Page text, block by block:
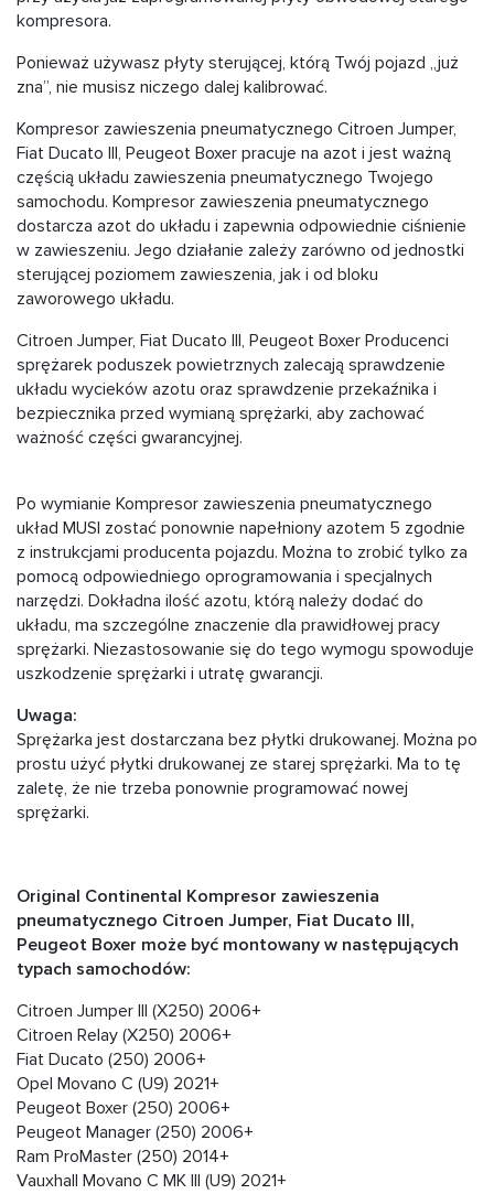
kompresora.
Ponieważ używasz płyty sterującej, którą Twój pojazd „już
zna”, nie musisz niczego dalej kalibrować.
Kompresor zawieszenia pneumatycznego Citroen Jumper,
Fiat Ducato III, Peugeot Boxer pracuje na azot i jest ważną
częścią układu zawieszenia pneumatycznego Twojego
samochodu. Kompresor zawieszenia pneumatycznego
dostarcza azot do układu i zapewnia odpowiednie ciśnienie
w zawieszeniu. Jego działanie zależy zarówno od jednostki
sterującej poziomem zawieszenia, jak i od bloku
zaworowego układu.
Citroen Jumper, Fiat Ducato III, Peugeot Boxer Producenci
sprężarek poduszek powietrznych zalecają sprawdzenie
układu wycieków azotu oraz sprawdzenie przekaźnika i
bezpiecznika przed wymianą sprężarki, aby zachować
ważność części gwarancyjnej.
Po wymianie Kompresor zawieszenia pneumatycznego
układ MUSI zostać ponownie napełniony azotem 5 zgodnie
z instrukcjami producenta pojazdu. Można to zrobić tylko za
pomocą odpowiedniego oprogramowania i specjalnych
narzędzi. Dokładna ilość azotu, którą należy dodać do
układu, ma szczególne znaczenie dla prawidłowej pracy
sprężarki. Niezastosowanie się do tego wymogu spowoduje
uszkodzenie sprężarki i utratę gwarancji.
Uwaga:
Sprężarka jest dostarczana bez płytki drukowanej. Można po
prostu użyć płytki drukowanej ze starej sprężarki. Ma to tę
zaletę, że nie trzeba ponownie programować nowej
sprężarki.
Original Continental Kompresor zawieszenia
pneumatycznego Citroen Jumper, Fiat Ducato III,
Peugeot Boxer może być montowany w następujących
typach samochodów:
Citroen Jumper III (X250) 2006+
Citroen Relay (X250) 2006+
Fiat Ducato (250) 2006+
Opel Movano C (U9) 2021+
Peugeot Boxer (250) 2006+
Peugeot Manager (250) 2006+
Ram ProMaster (250) 2014+
Vauxhall Movano C MK III (U9) 2021+